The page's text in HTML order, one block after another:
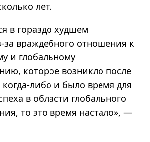
лет.
в гораздо худшем
враждебного отношения к
и глобальному
которое возникло после
когда-либо и было время для
в области глобального
то это время настало», —